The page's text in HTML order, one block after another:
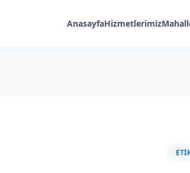
AnasayfaHizmetlerimiz